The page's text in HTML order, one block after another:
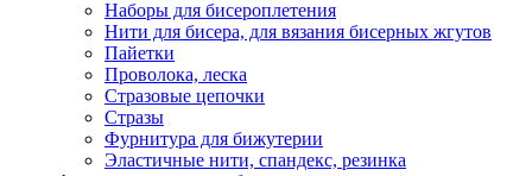
Наборы для бисероплетения
Нити для бисера, для вязания бисерных жгутов
Пайетки
Проволока, леска
Стразовые цепочки
Стразы
Фурнитура для бижутерии
Эластичные нити, спандекс, резинка